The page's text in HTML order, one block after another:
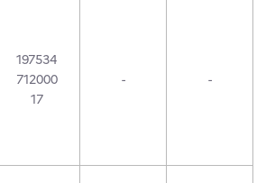
197534
712000
17
- -